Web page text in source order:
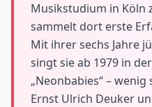
Musikstudium in Köln
sammelt dort erste
Mit ihrer sechs Jahre
singt sie ab 1979 in
„Neonbabies“ –
Ernst Ulrich Deuker